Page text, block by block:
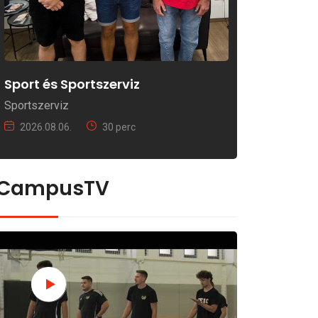
Sport és Sportszerviz
Sportszerviz
2026.08.06. 30 perc